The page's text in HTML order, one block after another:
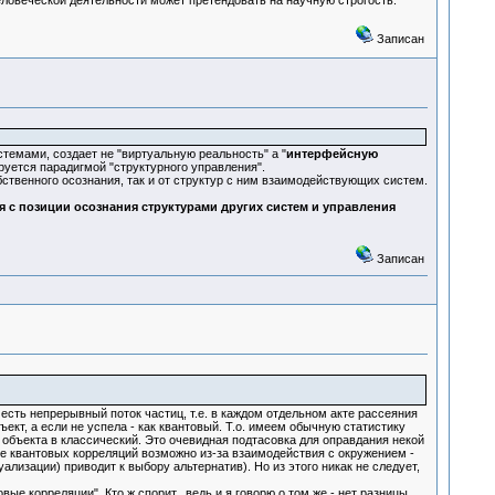
Записан
создает не "виртуальную реальность" а "интерфейсную
парадигмой "структурного управления".
осознания, так и от структур с ним взаимодействующих систем.
с позиции осознания структурами других систем и управления
Записан
непрерывный поток частиц, т.е. в каждом отдельном акте рассеяния
а если не успела - как квантовый. Т.о. имеем обычную статистику
в классический. Это очевидная подтасовка для оправдания некой
корреляций возможно из-за взаимодействия с окружением -
приводит к выбору альтернатив). Но из этого никак не следует,